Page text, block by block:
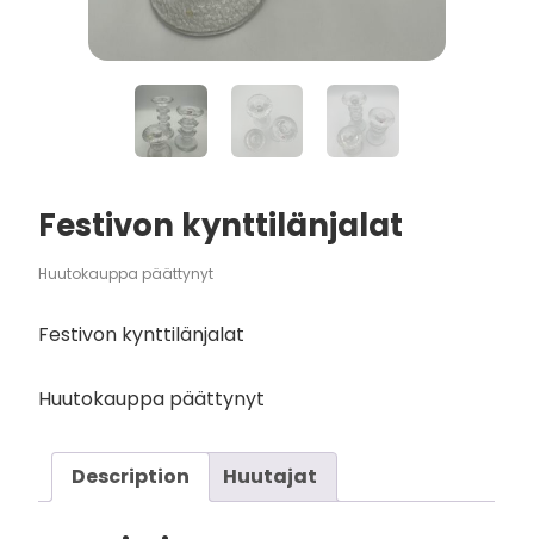
Festivon kynttilänjalat
Huutokauppa päättynyt
Festivon kynttilänjalat
Huutokauppa päättynyt
Description Huutajat